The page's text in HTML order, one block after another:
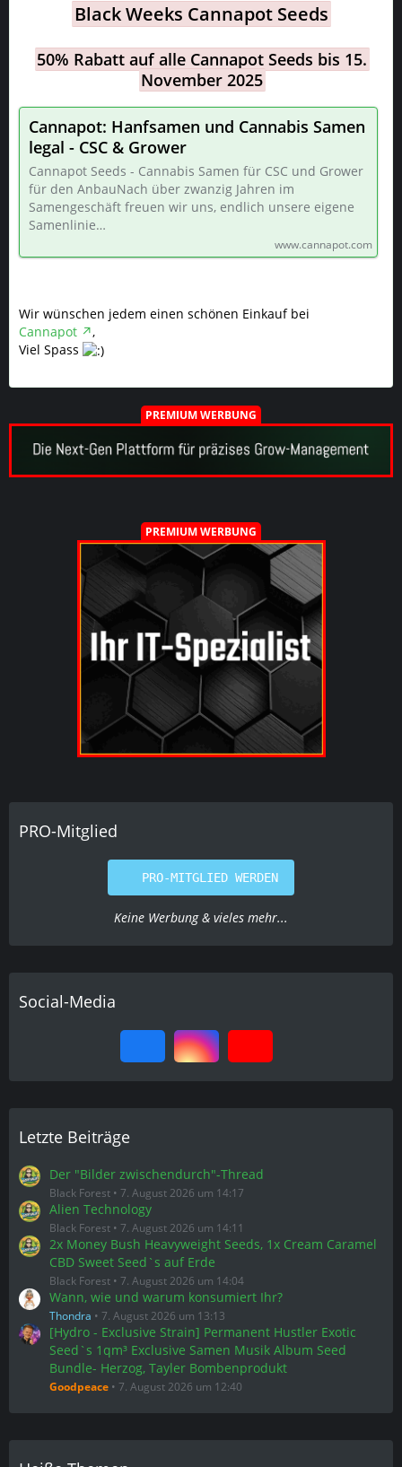
Black Weeks Cannapot Seeds
50% Rabatt auf alle Cannapot Seeds bis 15.
November 2025
Cannapot: Hanfsamen und Cannabis Samen
legal - CSC & Grower
Cannapot Seeds - Cannabis Samen für CSC und Grower
für den AnbauNach über zwanzig Jahren im
Samengeschäft freuen wir uns, endlich unsere eigene
Samenlinie…
www.cannapot.com
Wir wünschen jedem einen schönen Einkauf bei
Cannapot
,
Viel Spass
PREMIUM WERBUNG
PREMIUM WERBUNG
PRO-Mitglied
PRO-MITGLIED WERDEN
Keine Werbung & vieles mehr...
Social-Media
Letzte Beiträge
Der "Bilder zwischendurch"-Thread
Black Forest 7. August 2026 um 14:17
Alien Technology
Black Forest 7. August 2026 um 14:11
2x Money Bush Heavyweight Seeds, 1x Cream Caramel
CBD Sweet Seed`s auf Erde
Black Forest 7. August 2026 um 14:04
Wann, wie und warum konsumiert Ihr?
Thondra 7. August 2026 um 13:13
[Hydro - Exclusive Strain] Permanent Hustler Exotic
Seed`s 1qm³ Exclusive Samen Musik Album Seed
Bundle- Herzog, Tayler Bombenprodukt
Goodpeace 7. August 2026 um 12:40